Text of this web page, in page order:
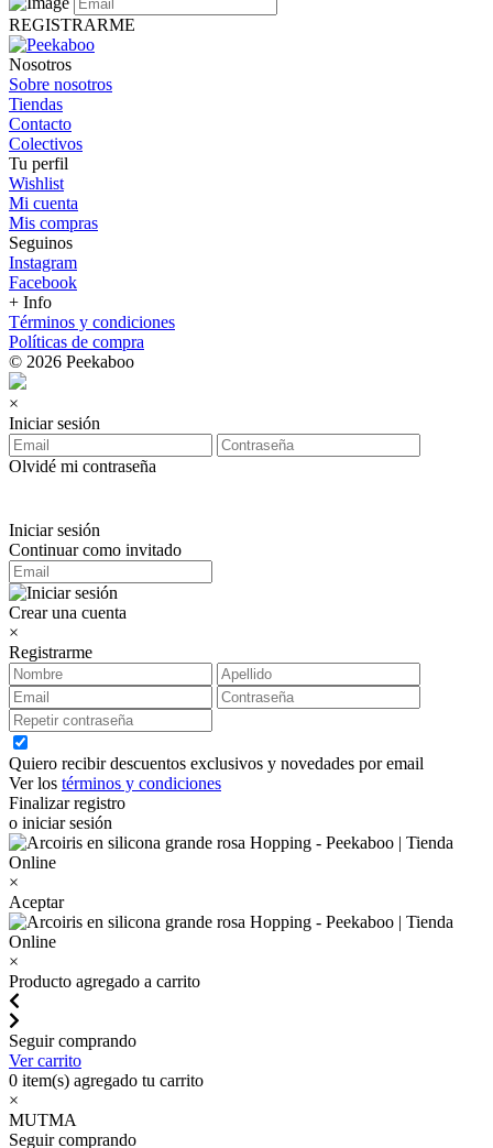
REGISTRARME
Nosotros
Sobre nosotros
Tiendas
Contacto
Colectivos
Tu perfil
Wishlist
Mi cuenta
Mis compras
Seguinos
Instagram
Facebook
+ Info
Términos y condiciones
Políticas de compra
© 2026 Peekaboo
×
Iniciar sesión
Olvidé mi contraseña
Iniciar sesión
Continuar como invitado
Crear una cuenta
×
Registrarme
Quiero recibir descuentos exclusivos y novedades por email
Ver los términos y condiciones
Finalizar registro
o iniciar sesión
×
Aceptar
×
Producto agregado a carrito
Seguir comprando
Ver carrito
0 item(s) agregado tu carrito
×
MUTMA
Seguir comprando